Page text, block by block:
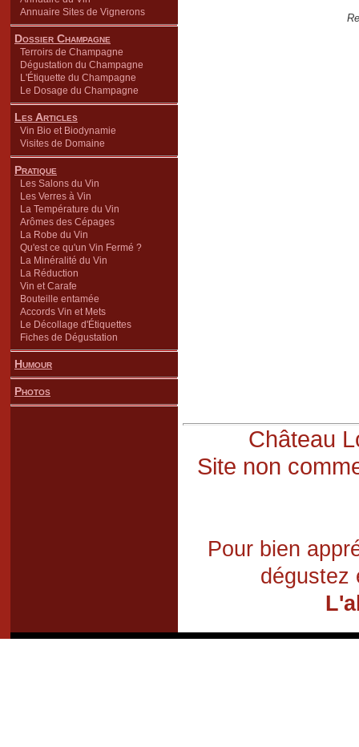
Annuaire Sites de Vignerons
Dossier Champagne
Terroirs de Champagne
Dégustation du Champagne
L'Étiquette du Champagne
Le Dosage du Champagne
Les Articles
Vin Bio et Biodynamie
Visites de Domaine
Pratique
Les Salons du Vin
Les Verres à Vin
La Température du Vin
Arômes des Cépages
La Robe du Vin
Qu'est ce qu'un Vin Fermé ?
La Minéralité du Vin
La Réduction
Vin et Carafe
Bouteille entamée
Accords Vin et Mets
Le Décollage d'Étiquettes
Fiches de Dégustation
Humour
Photos
Château
Site non
Pour bien
dégustez